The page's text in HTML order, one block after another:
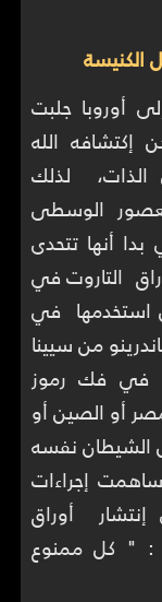
الكنيسة
أوروبا جلبت
إكتشافه الله
لذلك
الوسطى
أنها تتحدى
1378 منعت أوراق التاروت في
أدين كل من استخدمها في
سان باندرينو من سيينا
في فك رموز
أو الصين أو
الشيطان نفسه
إجراءات
إنتشار أوراق
: " كل ممنوع